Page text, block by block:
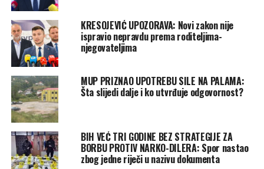
KRESOJEVIĆ UPOZORAVA: Novi zakon nije
ispravio nepravdu prema roditeljima-
njegovateljima
MUP PRIZNAO UPOTREBU SILE NA PALAMA:
Šta slijedi dalje i ko utvrđuje odgovornost?
BIH VEĆ TRI GODINE BEZ STRATEGIJE ZA
BORBU PROTIV NARKO-DILERA: Spor nastao
zbog jedne riječi u nazivu dokumenta